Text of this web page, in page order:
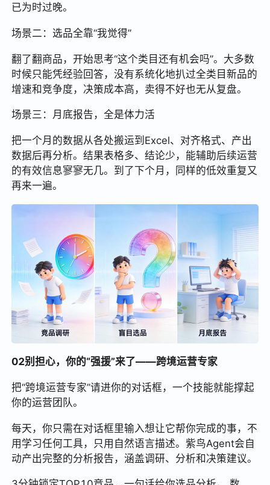
已为时过晚。
场景二：选品全靠“我觉得”
翻了翻商品，开始思考“这个类目还有机会吗”。大多数
时候只能凭经验回答，没有系统化地扒过全类目新品的
增速和竞争度，决策成本高，卖得不好也无从复盘。
场景三：月底报告，全是体力活
把一个月的数据从各处搬运到Excel、对齐格式、产出
数据后再分析。结果表格多、结论少，能辅助后续运营
的有效信息寥寥无几。到了下个月，同样的低效重复又
再来一遍。
02别担心，你的“强援”来了——跨境运营专家
把“跨境运营专家”请进你的对话框，一个技能就能撑起
你的运营团队。
每天，你只需在对话框里输入想让它帮你完成的事，不
用学习任何工具，只用自然语言描述。紫鸟Agent会自
动产出完整的分析报告，涵盖调研、分析和决策建议。